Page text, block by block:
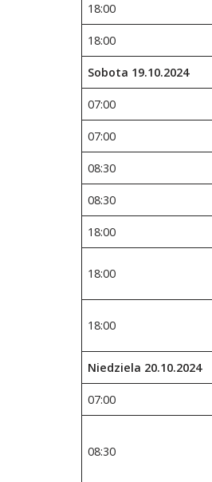
18:00
18:00
Sobota 19.10.2024
07:00
07:00
08:30
08:30
18:00
18:00
18:00
Niedziela 20.10.2024
07:00
08:30